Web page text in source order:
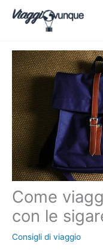
Come
con le
Consigli di viaggio